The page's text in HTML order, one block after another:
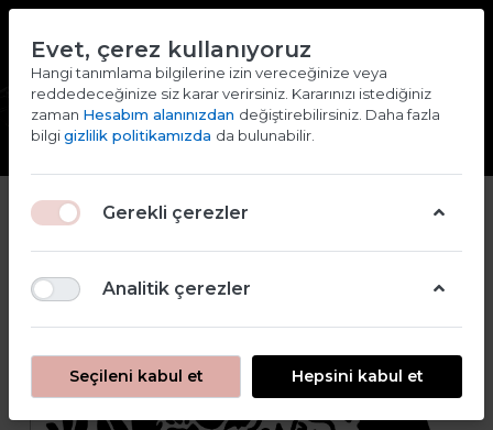
Giriş yap Kaydol
Evet, çerez kullanıyoruz
Hangi tanımlama bilgilerine izin vereceğinize veya
reddedeceğinize siz karar verirsiniz. Kararınızı istediğiniz
zaman Hesabım alanınızdan değiştirebilirsiniz. Daha fazla
bilgigizlilik politikamızda da bulunabilir.
Gerekli çerezler
Analitik çerezler
Seçileni kabul et Hepsini kabul et